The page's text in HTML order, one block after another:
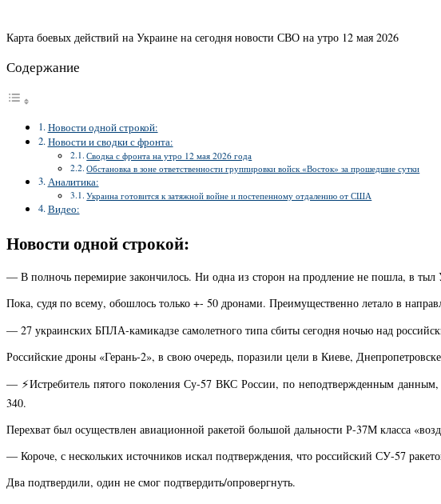
Карта боевых действий на Украине на сегодня новости СВО на утро 12 мая 2026
Содержание
Новости одной строкой:
Новости и сводки с фронта:
Сводка с фронта на утро 12 мая 2026 года
Обстановка в зоне ответственности группировки войск «Восток» за прошедшие сутки
Аналитика:
Украина готовится к затяжной войне и постепенному отдалению от США
Видео:
Новости одной строкой:
— В полночь перемирие закончилось. Ни одна из сторон на продление не пошла, в
Пока, судя по всему, обошлось только +- 50 дронами. Преимущественно летало в
— 27 украинских БПЛА-камикадзе самолетного типа сбиты сегодня ночью над
Российские дроны «Герань-2», в свою очередь, поразили цели в Киеве,
— ⚡️Истребитель пятого поколения Су-57 ВКС России, по неподтвержденным данным,
340.
Перехват был осуществлен авиационной ракетой большой дальности Р-37М класса
— Короче, с нескольких источников искал подтверждения, что российский СУ-57
Два подтвердили, один не смог подтвердить/опровергнуть.